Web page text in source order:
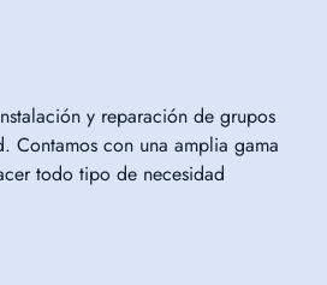
y reparación de grupos
Contamos con una amplia gama
todo tipo de necesidad